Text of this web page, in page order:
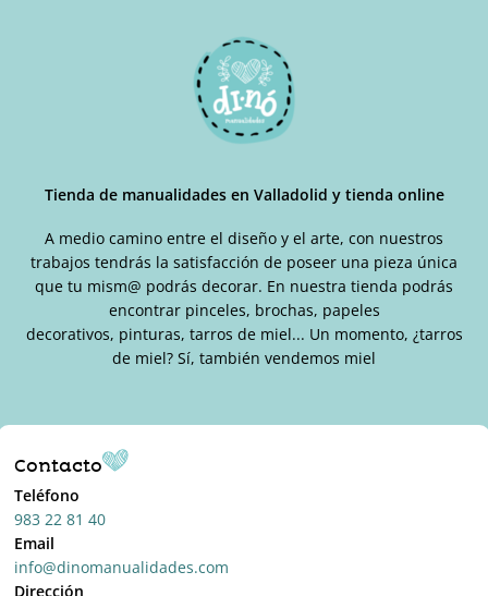
Tienda de manualidades en Valladolid y tienda online
A medio camino entre el diseño y el arte, con nuestros
trabajos tendrás la satisfacción de poseer una pieza única
que tu mism@ podrás decorar. En nuestra tienda podrás
encontrar pinceles, brochas, papeles
decorativos, pinturas, tarros de miel... Un momento, ¿tarros
de miel? Sí, también vendemos miel
Contacto
Teléfono
983 22 81 40
Email
info@dinomanualidades.com
Dirección